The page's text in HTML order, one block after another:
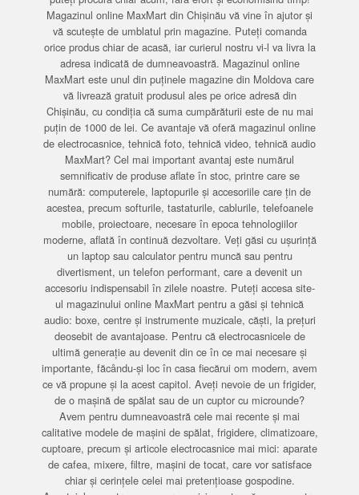
Magazinul online MaxMart din Chișinău vă vine în ajutor și
vă scutește de umblatul prin magazine. Puteți comanda
orice produs chiar de acasă, iar curierul nostru vi-l va livra la
adresa indicată de dumneavoastră. Magazinul online
MaxMart este unul din puținele magazine din Moldova care
vă livrează gratuit produsul ales pe orice adresă din
Chișinău, cu condiția că suma cumpărăturii este de nu mai
puțin de 1000 de lei. Ce avantaje vă oferă magazinul online
de electrocasnice, tehnică foto, tehnică video, tehnică audio
MaxMart? Cel mai important avantaj este numărul
semnificativ de produse aflate în stoc, printre care se
numără: computerele, laptopurile și accesoriile care țin de
acestea, precum softurile, tastaturile, cablurile, telefoanele
mobile, proiectoare, necesare în epoca tehnologiilor
moderne, aflată în continuă dezvoltare. Veți găsi cu ușurință
un laptop sau calculator pentru muncă sau pentru
divertisment, un telefon performant, care a devenit un
accesoriu indispensabil în zilele noastre. Puteți accesa site-
ul magazinului online MaxMart pentru a găsi și tehnică
audio: boxe, centre și instrumente muzicale, căști, la prețuri
deosebit de avantajoase. Pentru că electrocasnicele de
ultimă generație au devenit din ce în ce mai necesare și
importante, făcându-și loc în casa fiecărui om modern, avem
ce vă propune și la acest capitol. Aveți nevoie de un frigider,
de o mașină de spălat sau de un cuptor cu microunde?
Avem pentru dumneavoastră cele mai recente și mai
calitative modele de mașini de spălat, frigidere, climatizoare,
cuptoare, precum și articole electrocasnice mai mici: aparate
de cafea, mixere, filtre, mașini de tocat, care vor satisface
chiar și cerințele celei mai pretențioase gospodine.